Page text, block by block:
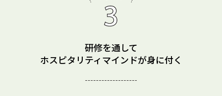
研修を通して
ホスピタリティマインドが身に付く